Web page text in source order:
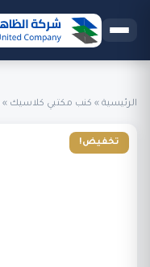
الرئيسية » كنب مكتبي كلاسيك »
تخفيض!